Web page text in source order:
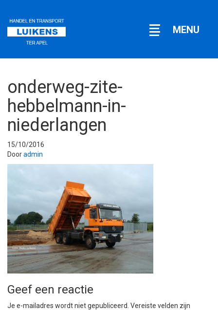
Open
MENU
onderweg-zite-
hebbelmann-in-
niederlangen
15/10/2016
Dooradmin
Geef een reactie
Je e-mailadres wordt niet gepubliceerd. Vereiste velden zijn